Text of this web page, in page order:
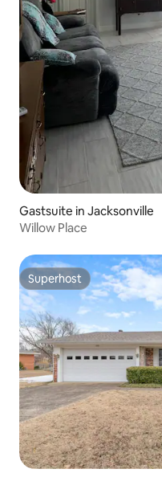
Gastsuite in Jacksonville
Willow Place
Superhost
Superhost